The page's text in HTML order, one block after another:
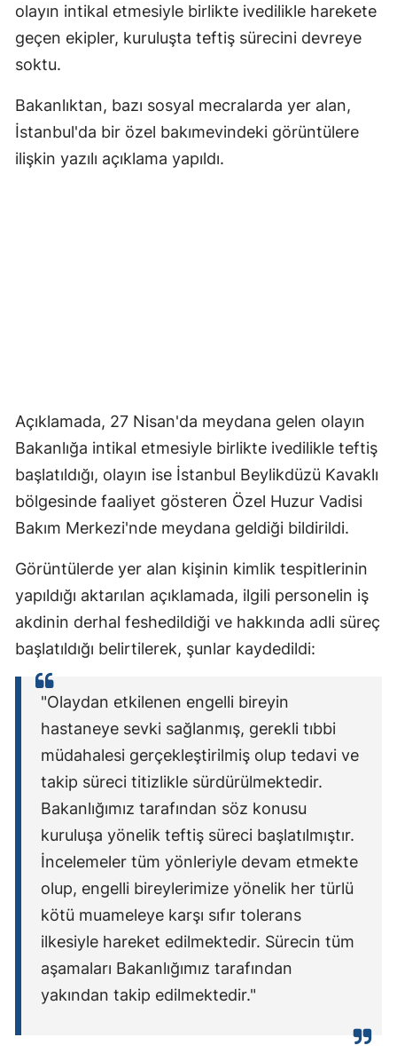
olayın intikal etmesiyle birlikte ivedilikle harekete
geçen ekipler, kuruluşta teftiş sürecini devreye
soktu.
Bakanlıktan, bazı sosyal mecralarda yer alan,
İstanbul'da bir özel bakımevindeki görüntülere
ilişkin yazılı açıklama yapıldı.
Açıklamada, 27 Nisan'da meydana gelen olayın
Bakanlığa intikal etmesiyle birlikte ivedilikle teftiş
başlatıldığı, olayın ise İstanbul Beylikdüzü Kavaklı
bölgesinde faaliyet gösteren Özel Huzur Vadisi
Bakım Merkezi'nde meydana geldiği bildirildi.
Görüntülerde yer alan kişinin kimlik tespitlerinin
yapıldığı aktarılan açıklamada, ilgili personelin iş
akdinin derhal feshedildiği ve hakkında adli süreç
başlatıldığı belirtilerek, şunlar kaydedildi:
"Olaydan etkilenen engelli bireyin
hastaneye sevki sağlanmış, gerekli tıbbi
müdahalesi gerçekleştirilmiş olup tedavi ve
takip süreci titizlikle sürdürülmektedir.
Bakanlığımız tarafından söz konusu
kuruluşa yönelik teftiş süreci başlatılmıştır.
İncelemeler tüm yönleriyle devam etmekte
olup, engelli bireylerimize yönelik her türlü
kötü muameleye karşı sıfır tolerans
ilkesiyle hareket edilmektedir. Sürecin tüm
aşamaları Bakanlığımız tarafından
yakından takip edilmektedir."